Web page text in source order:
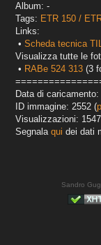
Album: -
Tags: ETR 150 /
Links:
• Scheda tecnica
Visualizza tutte le
• RABe 524 313 (3
Data di
ID immagine: 2552 (
Visualizzazioni: 1547
Segnala qui dei dati
Sandro